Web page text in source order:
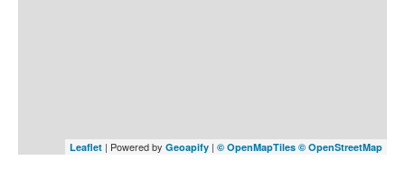
Leaflet | Powered by Geoapify | © OpenMapTiles © OpenStreetMap